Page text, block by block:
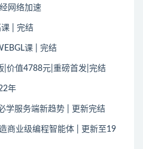
网络加速
| 完结
课 | 完结
|价值4788元|重磅首发|完结
年
学服务端新趋势 | 更新完结
商业级编程智能体 | 更新至19